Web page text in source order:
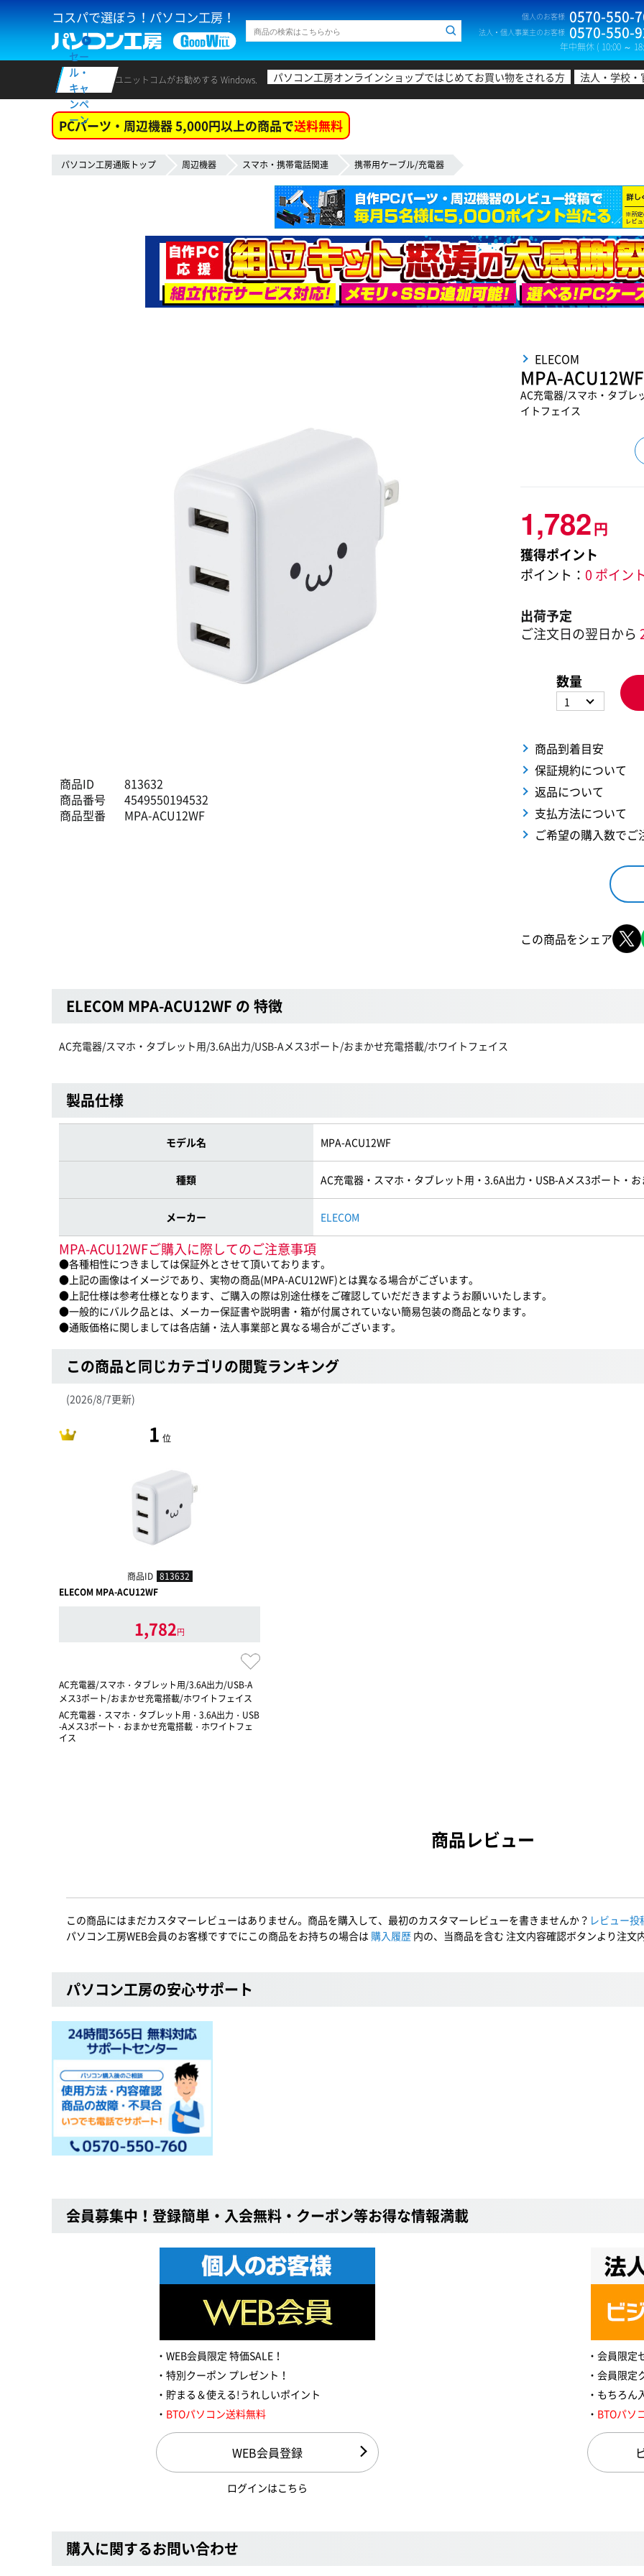
コスパで選ぼう！パソコン工房！ 個人のお客様 0570-550-
法人・個人事業主のお客様 0570-550-
年中無休 ( 10:00 ～
セー
ル・
キャ
ンペ
ーン
ユニットコムがお勧めする Windows. パソコン工房オンラインショップではじめてお買い物をされる方 法人・学校
PCパーツ・周辺機器 5,000円以上の商品で送料無料
パソコン工房通販トップ 周辺機器 スマホ・携帯電話関連 携帯用ケーブル/充電器
商品ID
813632
商品番号
4549550194532
商品型番
MPA-ACU12WF
ELECOM
MPA-ACU12WF
AC充電器/スマホ・タブレ
イトフェイス
1,782円
獲得ポイント
ポイント： 0 ポイント
出荷予定
ご注文日の翌日から
数量
1
商品到着目安
保証規約について
返品について
支払方法について
ご希望の購入数でご
この商品をシェア
ELECOM MPA-ACU12WF の 特徴
AC充電器/スマホ・タブレット用/3.6A出力/USB-Aメス3ポート/おまかせ充電搭載/ホワイトフェイス
製品仕様
モデル名 MPA-ACU12WF
種類 AC充電器・スマホ・タブレット用・3.6A出力・USB-Aメス3ポート・
メーカー ELECOM
MPA-ACU12WFご購入に際してのご注意事項
●各種相性につきましては保証外とさせて頂いております。
●上記の画像はイメージであり、実物の商品(MPA-ACU12WF)とは異なる場合がございます。
●上記仕様は参考仕様となります、ご購入の際は別途仕様をご確認していだだきますようお願いいたします。
●一般的にバルク品とは、メーカー保証書や説明書・箱が付属されていない簡易包装の商品となります。
●通販価格に関しましては各店舗・法人事業部と異なる場合がございます。
この商品と同じカテゴリの閲覧ランキング
(2026/8/7更新)
1 位
商品ID 813632
ELECOM MPA-ACU12WF
1,782円
AC充電器/スマホ・タブレット用/3.6A出力/USB-A
メス3ポート/おまかせ充電搭載/ホワイトフェイス
AC充電器・スマホ・タブレット用・3.6A出力・USB
-Aメス3ポート・おまかせ充電搭載・ホワイトフェ
イス
商品レビュー
この商品にはまだカスタマーレビューはありません。商品を購入して、最初のカスタマーレビューを書きませんか？ レビュー
パソコン工房WEB会員のお客様ですでにこの商品をお持ちの場合は 購入履歴 内の、当商品を含む 注文内容確認ボタンより注文
パソコン工房の安心サポート
会員募集中！登録簡単・入会無料・クーポン等お得な情報満載
WEB会員限定 特価SALE！
特別クーポン プレゼント！
貯まる＆使える!うれしいポイント
BTOパソコン送料無料
WEB会員登録
ログインはこちら
会員限定
会員限定
もちろん
BTOパソ
購入に関するお問い合わせ